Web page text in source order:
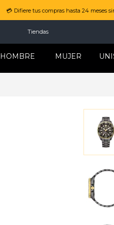
💳 Difiere tus compras hasta 24 meses
Tiendas
HOMBRE MUJER